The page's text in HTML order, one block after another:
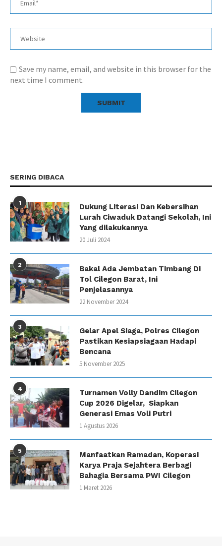
Save my name, email, and website in this browser for the
next time I comment.
SERING DIBACA
1
Dukung Literasi Dan Kebersihan
Lurah Ciwaduk Datangi Sekolah, Ini
Yang dilakukannya
20 Juli 2024
2
Bakal Ada Jembatan Timbang Di
Tol Cilegon Barat, Ini
Penjelasannya
22 November 2024
3
Gelar Apel Siaga, Polres Cilegon
Pastikan Kesiapsiagaan Hadapi
Bencana
5 November 2025
4
Turnamen Volly Dandim Cilegon
Cup 2026 Digelar, Siapkan
Generasi Emas Voli Putri
1 Agustus 2026
5
Manfaatkan Ramadan, Koperasi
Karya Praja Sejahtera Berbagi
Bahagia Bersama PWI Cilegon
1 Maret 2026